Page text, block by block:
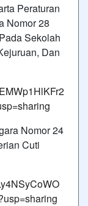
Peraturan
Nomor 28
Sekolah
Dan
Nomor 24
Cuti